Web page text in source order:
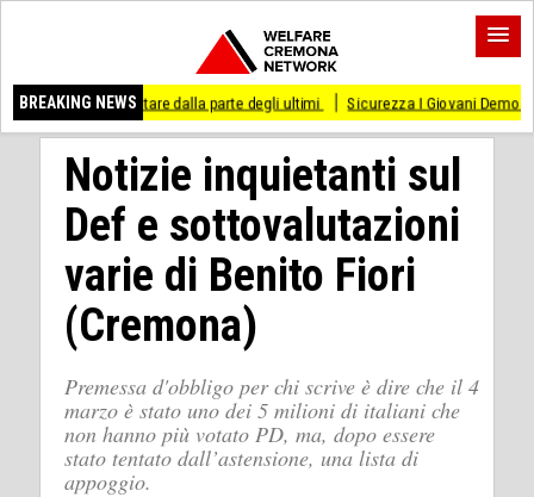
BREAKING NEWS
di stare dalla parte degli ultimi Sicurezza I Giovani Democratici ribattono ai
Notizie inquietanti sul
Def e sottovalutazioni
varie di Benito Fiori
(Cremona)
Premessa d'obbligo per chi scrive è dire che il 4
marzo è stato uno dei 5 milioni di italiani che
non hanno più votato PD, ma, dopo essere
stato tentato dall’astensione, una lista di
appoggio.